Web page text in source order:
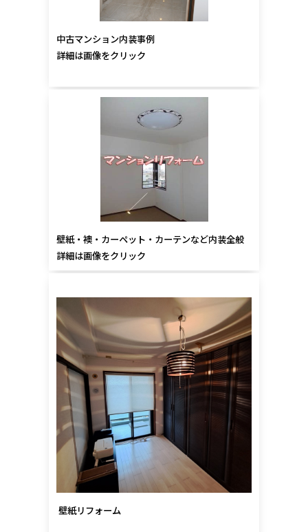
中古マンション内装事例
詳細は画像をクリック
壁紙・襖・カーペット・カーテンなど内装全般
詳細は画像をクリック
壁紙リフォーム